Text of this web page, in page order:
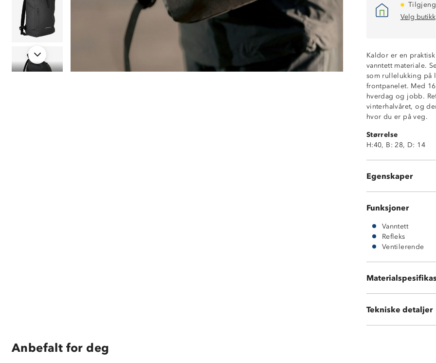
Velg butikk
Kaldor er en
vanntett materiale.
som rullelukking på
frontpanelet. Med
hverdag og jobb.
vinterhalvåret, og
hvor du er på veg.
Størrelse
H:40, B: 28, D: 14
Egenskaper
Vanntett
Refleksdetaljer
PC-lomme
1 flaskelomme
1
Ventilerende
Anbefalt
Funksjoner
Vanntett
Refleks
Ventilerende
100 % polyester
Tekniske detaljer
Volum: 20 L
Anbefalt for deg